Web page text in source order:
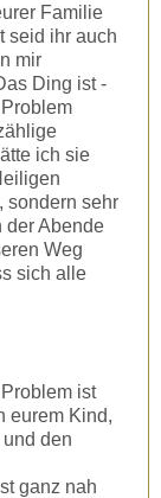
Familie
seid ihr auch
mir
Ding ist -
ich sie
sondern sehr
der Abende
Weg
sich alle
ist
eurem Kind,
den
ganz nah